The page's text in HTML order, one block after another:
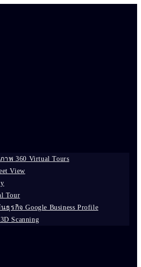
าพ 360 Virtual Tours
View
Tour
ธุรกิจ Google Business Profile
Scanning